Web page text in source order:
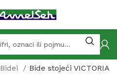
Bidei Bide stojeći VICTORIA